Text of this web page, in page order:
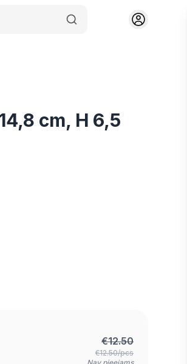
cm, H 6,5
€12.50
€12.50/pcs